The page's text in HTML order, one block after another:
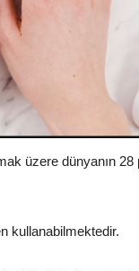
üzere dünyanın 28
kullanabilmektedir.